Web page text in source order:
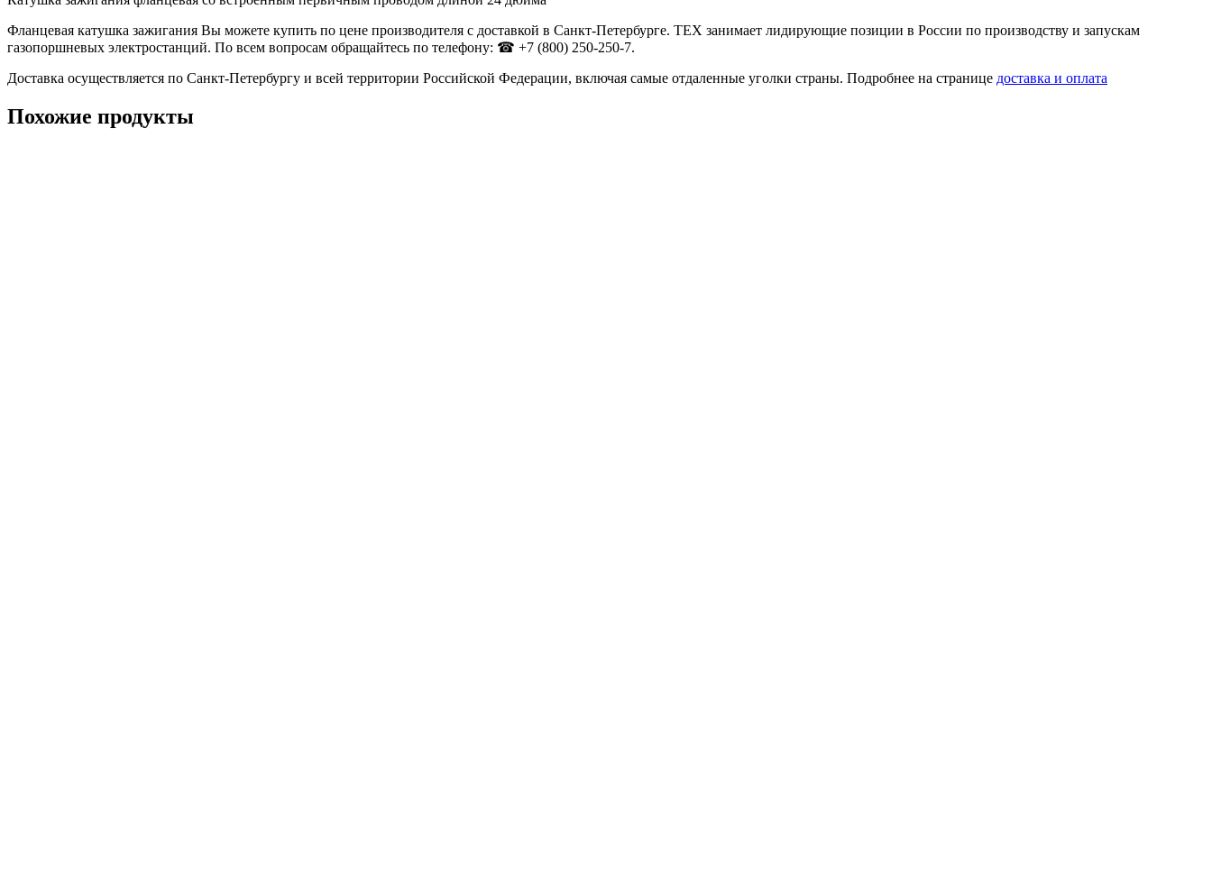
Фланцевая катушка зажигания Вы можете купить по цене производителя с доставкой в Санкт-Петербурге. ТЕХ занимает лидирующие позиции в России по производству и запускам
газопоршневых электростанций. По всем вопросам обращайтесь по телефону: ☎ +7 (800) 250-250-7.
Доставка осуществляется по Санкт-Петербургу и всей территории Российской Федерации, включая самые отдаленные уголки страны. Подробнее на странице доставка и оплата
Похожие продукты